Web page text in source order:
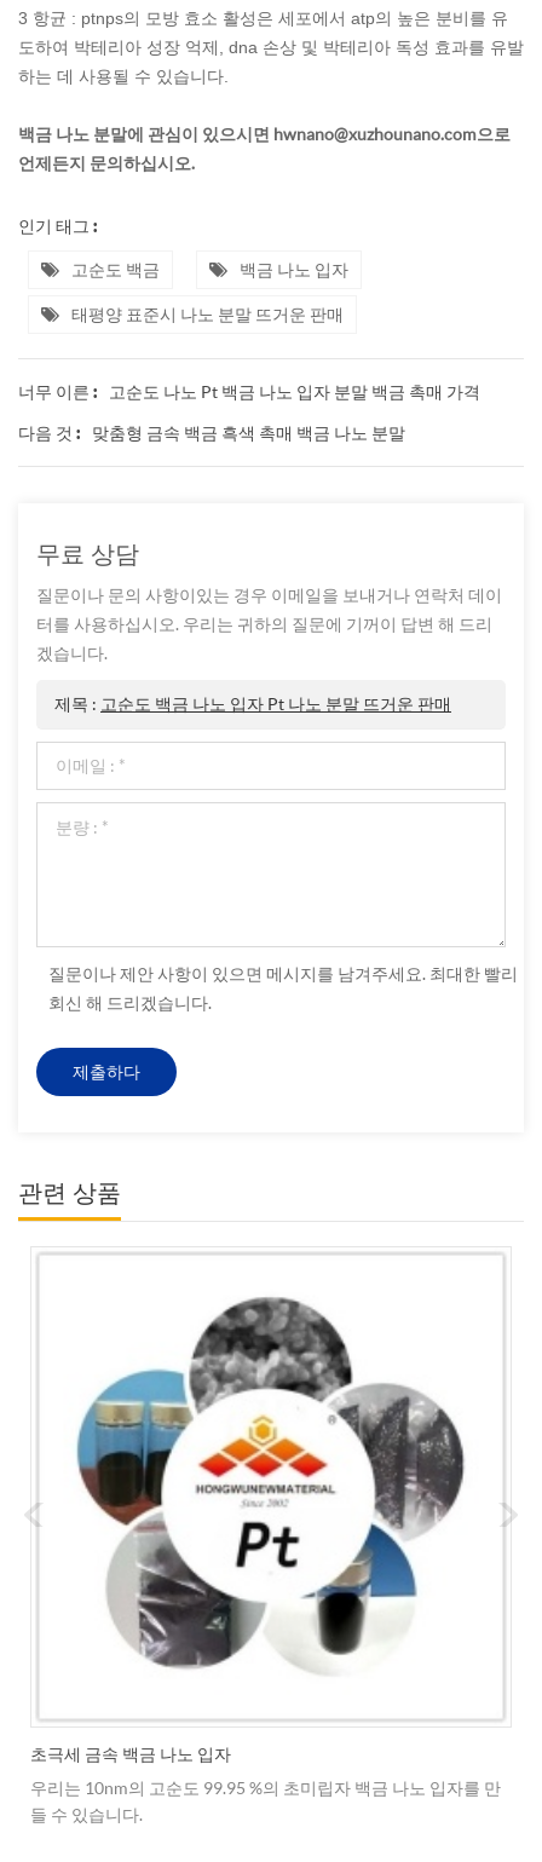
3 항균 : ptnps의 모방 효소 활성은 세포에서 atp의 높은 분비를 유
도하여 박테리아 성장 억제, dna 손상 및 박테리아 독성 효과를 유발
하는 데 사용될 수 있습니다.
백금 나노 분말에 관심이 있으시면 hwnano@xuzhounano.com으로
언제든지 문의하십시오.
인기 태그 :
고순도 백금 백금 나노 입자
태평양 표준시 나노 분말 뜨거운 판매
너무 이른 : 고순도 나노 Pt 백금 나노 입자 분말 백금 촉매 가격
다음 것 : 맞춤형 금속 백금 흑색 촉매 백금 나노 분말
무료 상담
질문이나 문의 사항이있는 경우 이메일을 보내거나 연락처 데이
터를 사용하십시오. 우리는 귀하의 질문에 기꺼이 답변 해 드리
겠습니다.
제목 : 고순도 백금 나노 입자 Pt 나노 분말 뜨거운 판매
질문이나 제안 사항이 있으면 메시지를 남겨주세요. 최대한 빨리
회신 해 드리겠습니다.
관련 상품
초극세 금속 백금 나노 입자
우리는 10nm의 고순도 99.95 %의 초미립자 백금 나노 입자를 만
들 수 있습니다.